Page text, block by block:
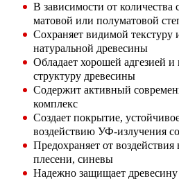
В зависимости от количества
матовой или полуматовой
Сохраняет видимой текстуру
натуральной древесины
Обладает хорошей адгезией и
структуру древесины
Содержит активный
комплекс
Создает покрытие,
воздействию УФ-излучения
Предохраняет от
плесени, синевы
Надежно защищает